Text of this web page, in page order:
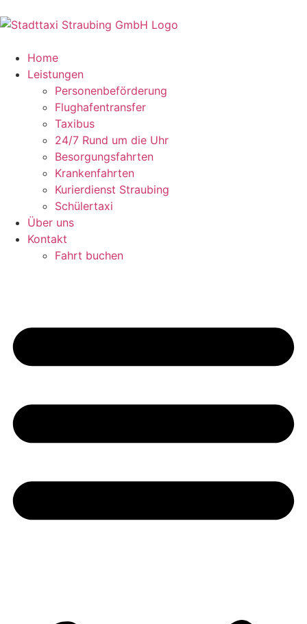
Home
Leistungen
Personenbeförderung
Flughafentransfer
Taxibus
24/7 Rund um die Uhr
Besorgungsfahrten
Krankenfahrten
Kurierdienst Straubing
Schülertaxi
Über uns
Kontakt
Fahrt buchen